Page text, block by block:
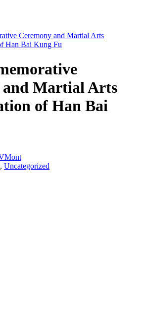
Ceremony and Martial Arts
Han Bai Kung Fu
and Martial Arts
of Han Bai
, Uncategorized